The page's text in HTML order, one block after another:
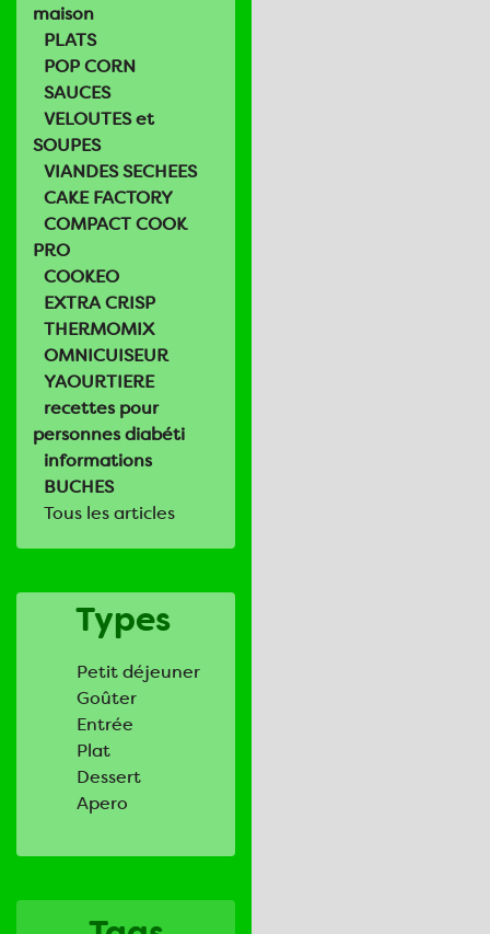
maison
PLATS
POP CORN
SAUCES
VELOUTES et
SOUPES
VIANDES SECHEES
CAKE FACTORY
COMPACT COOK
PRO
COOKEO
EXTRA CRISP
THERMOMIX
OMNICUISEUR
YAOURTIERE
recettes pour
personnes diabéti
informations
BUCHES
Tous les articles
Types
Petit déjeuner
Goûter
Entrée
Plat
Dessert
Apero